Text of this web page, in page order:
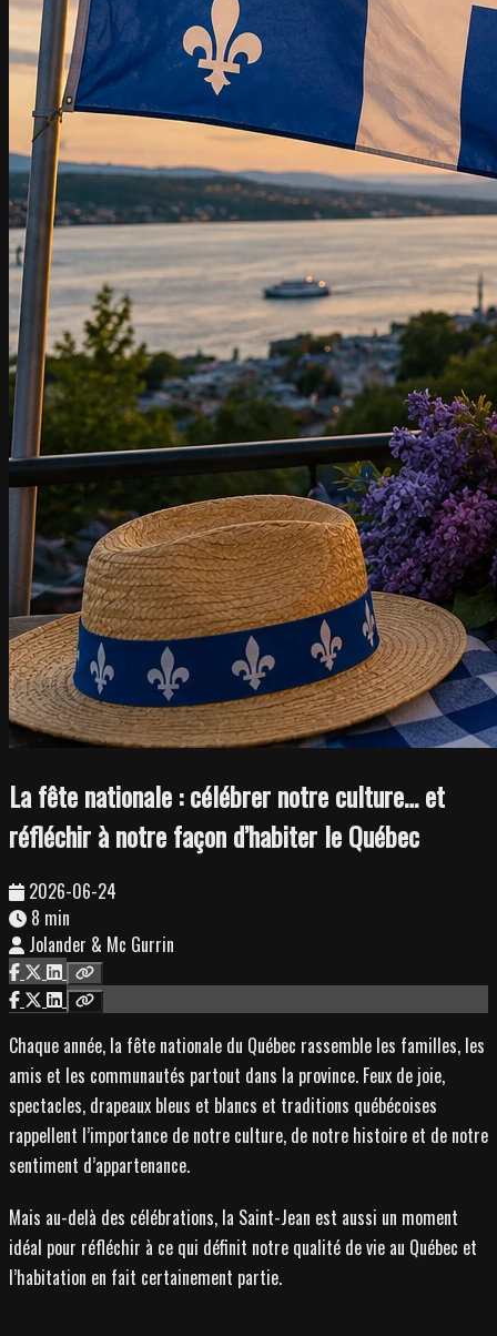
La fête nationale : célébrer notre culture… et
réfléchir à notre façon d’habiter le Québec
2026-06-24
8 min
Jolander & Mc Gurrin
Chaque année, la fête nationale du Québec rassemble les familles, les
amis et les communautés partout dans la province. Feux de joie,
spectacles, drapeaux bleus et blancs et traditions québécoises
rappellent l’importance de notre culture, de notre histoire et de notre
sentiment d’appartenance.
Mais au-delà des célébrations, la Saint-Jean est aussi un moment
idéal pour réfléchir à ce qui définit notre qualité de vie au Québec et
l’habitation en fait certainement partie.